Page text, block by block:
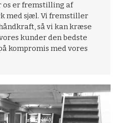
os er fremstilling af
med sjæl. Vi fremstiller
så vi kan kræse
kunder den bedste
kompromis med vores